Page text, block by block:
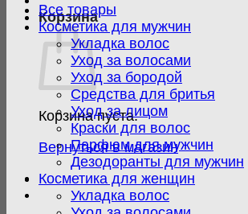
Корзина
Корзина пуста.
Вернуться в магазин
Все товары
Косметика для мужчин
Укладка волос
Уход за волосами
Уход за бородой
Средства для бритья
Уход за лицом
Краски для волос
Парфюм для мужчин
Дезодоранты для мужчин
Косметика для женщин
Укладка волос